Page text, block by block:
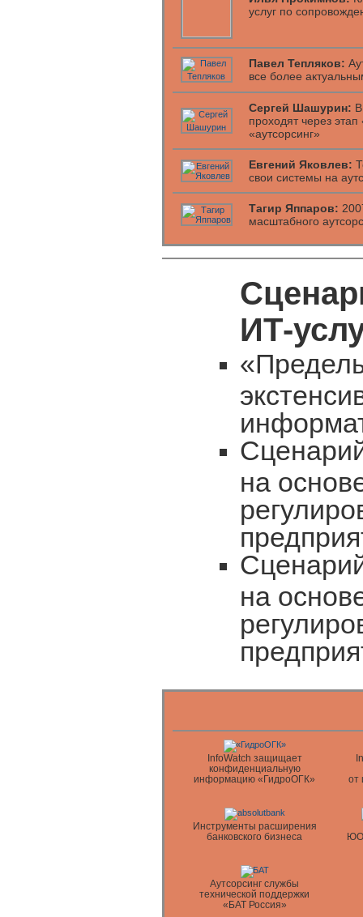
услуг по
Павел Тепляков:
все более
Сергей Шашурин:
проходят через
«аутсорсинг»
Евгений Яковлев:
свои системы на
Тагир Яппаров:
масштабного
ИТ-
на
на
InfoWatch защищает
конфиденциальную
информацию «ГидроОГК»
от
Инструменты расширения
банковского бизнеса
Аутсорсинг службы
технической поддержки
«БАТ Россия»